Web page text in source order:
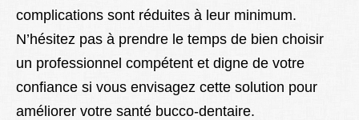
complications sont réduites à leur minimum.
N’hésitez pas à prendre le temps de bien choisir
un professionnel compétent et digne de votre
confiance si vous envisagez cette solution pour
améliorer votre santé bucco-dentaire.